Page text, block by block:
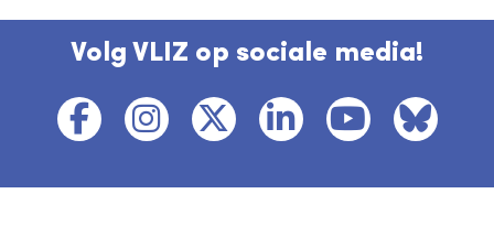
Volg VLIZ op sociale media!